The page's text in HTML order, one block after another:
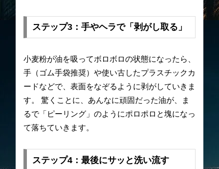
ステップ3：手やヘラで「剥がし取る」
小麦粉が油を吸ってボロボロの状態になったら、
手（ゴム手袋推奨）や使い古したプラスチックカ
ードなどで、表面をなぞるように剥がしていきま
す。 驚くことに、あんなに頑固だった油が、ま
るで「ピーリング」のようにポロポロと塊になっ
て落ちていきます。
ステップ4：最後にサッと洗い流す